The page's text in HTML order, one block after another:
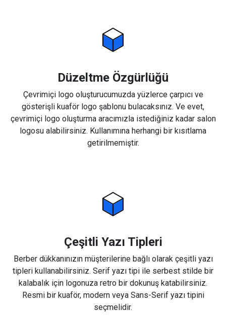
Düzeltme Özgürlüğü
Çevrimiçi logo oluşturucumuzda yüzlerce çarpıcı ve
gösterişli kuaför logo şablonu bulacaksınız. Ve evet,
çevrimiçi logo oluşturma aracımızla istediğiniz kadar salon
logosu alabilirsiniz. Kullanımına herhangi bir kısıtlama
getirilmemiştir.
Çeşitli Yazı Tipleri
Berber dükkanınızın müşterilerine bağlı olarak çeşitli yazı
tipleri kullanabilirsiniz. Serif yazı tipi ile serbest stilde bir
kalabalık için logonuza retro bir dokunuş katabilirsiniz.
Resmi bir kuaför, modern veya Sans-Serif yazı tipini
seçmelidir.